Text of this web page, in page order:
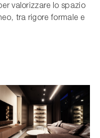
valorizzare lo spazio
tra rigore formale e